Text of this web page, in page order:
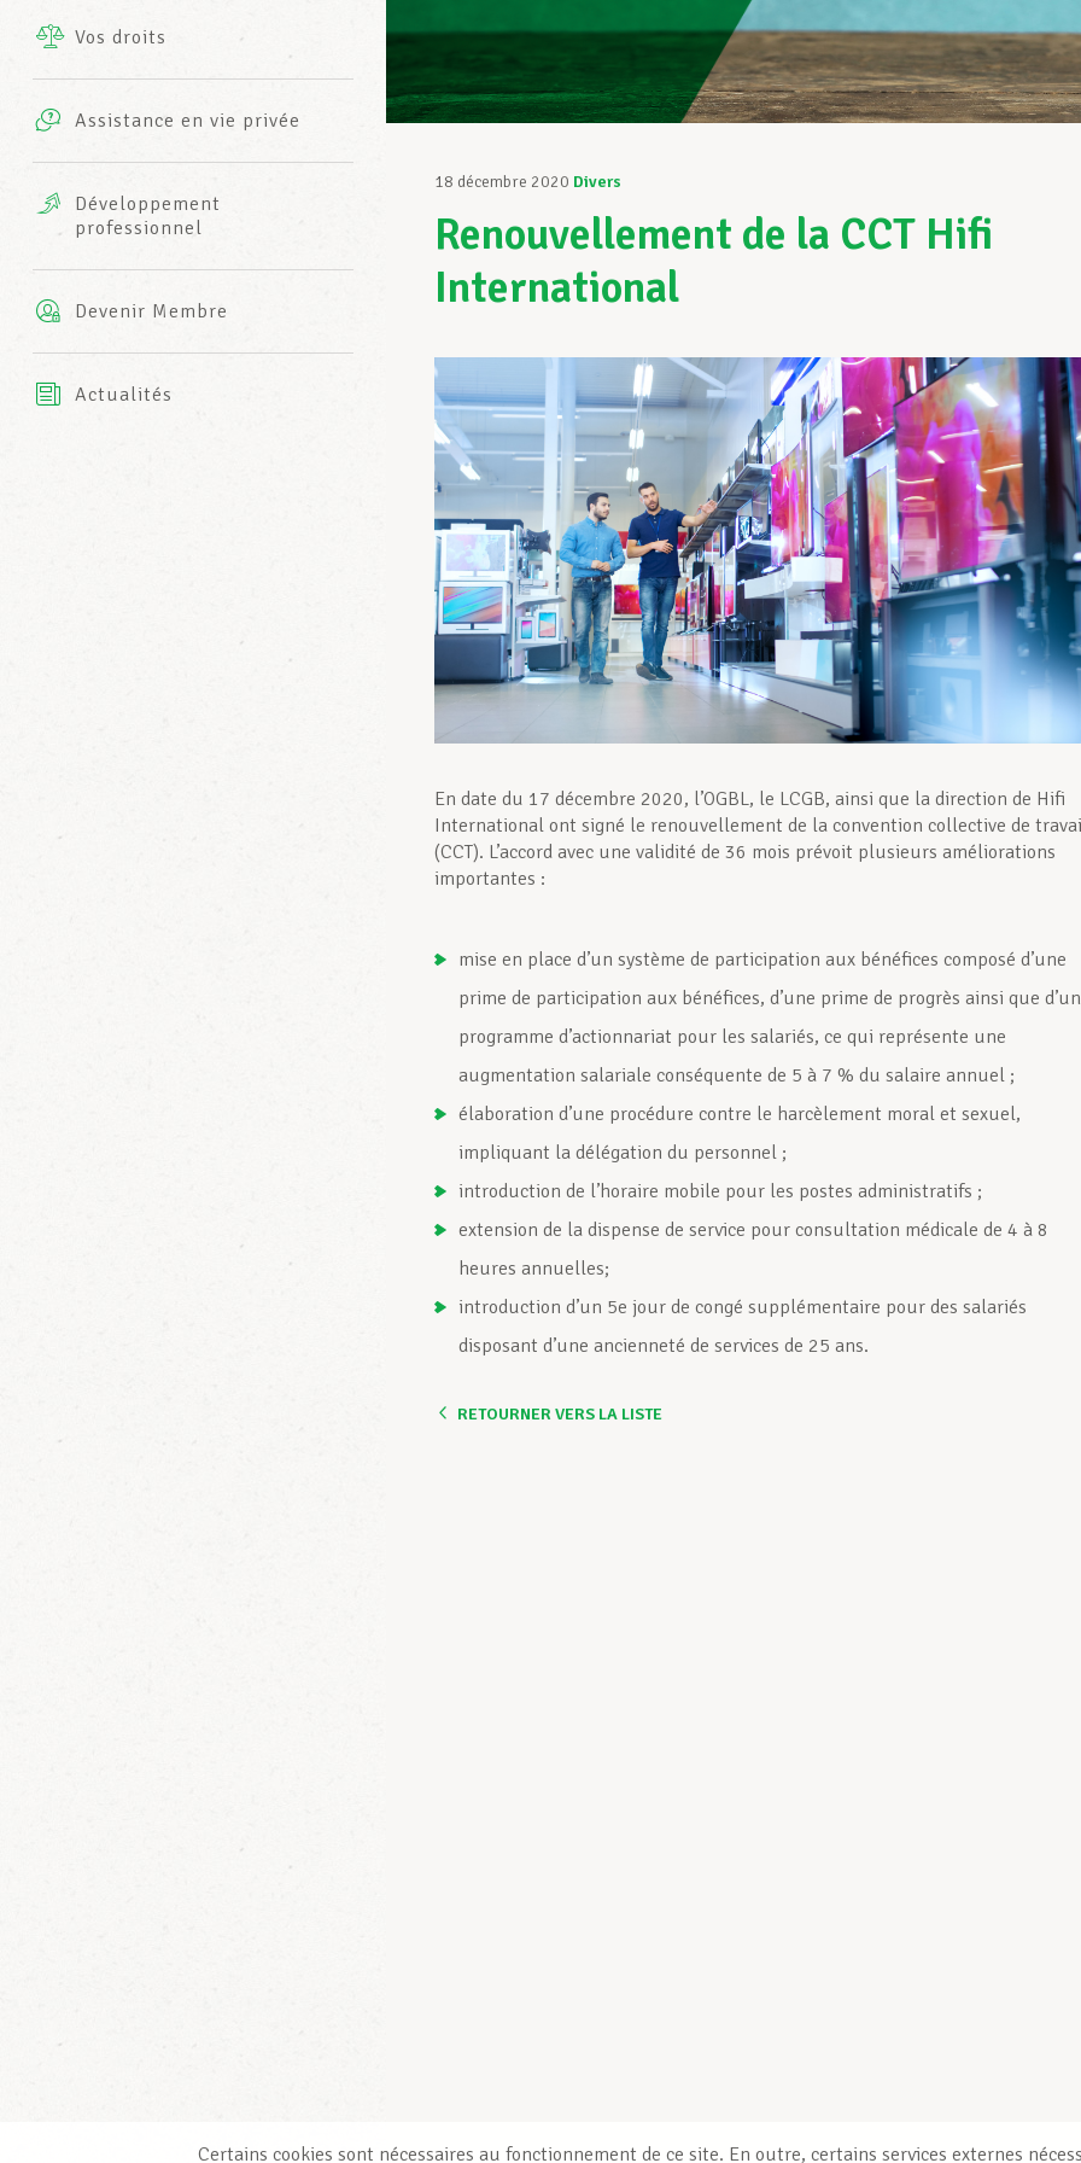
INFO-CENTER
Vos droits
Assistance en vie privée
complémentaires
AXA
Développement
professionnel
Devenir Membre
Actualités
18 décembre 2020 Divers
Renouvellement de la CCT Hifi
International
En date du 17 décembre 2020, l’OGBL, le LCGB, ainsi que la direction de Hifi
International ont signé le renouvellement de la convention collective de
(CCT). L’accord avec une validité de 36 mois prévoit plusieurs améliorations
importantes :
mise en place d’un système de participation aux bénéfices composé d’une
prime de participation aux bénéfices, d’une prime de progrès ainsi que d’un
programme d’actionnariat pour les salariés, ce qui représente une
augmentation salariale conséquente de 5 à 7 % du salaire annuel ;
élaboration d’une procédure contre le harcèlement moral et sexuel,
impliquant la délégation du personnel ;
introduction de l’horaire mobile pour les postes administratifs ;
extension de la dispense de service pour consultation médicale de 4 à 8
heures annuelles;
introduction d’un 5e jour de congé supplémentaire pour des salariés
disposant d’une ancienneté de services de 25 ans.
RETOURNER VERS LA LISTE
Certains cookies sont nécessaires au fonctionnement de ce site. En outre, certains services externes